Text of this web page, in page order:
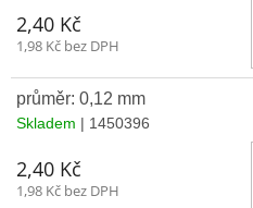
2,40 Kč
1,98 Kč bez DPH
průměr: 0,12 mm
Skladem | 1450396
2,40 Kč
1,98 Kč bez DPH